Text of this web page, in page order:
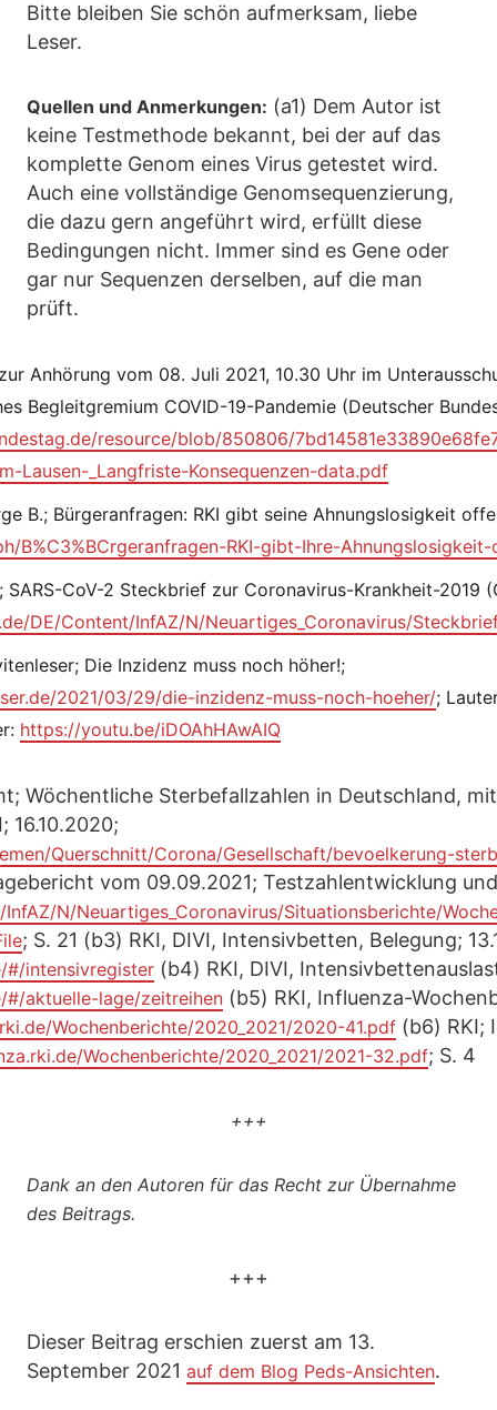
Bitte bleiben Sie schön aufmerksam, liebe
Leser.
Quellen und Anmerkungen: (a1) Dem Autor ist
keine Testmethode bekannt, bei der auf das
komplette Genom eines Virus getestet wird.
Auch eine vollständige Genomsequenzierung,
die dazu gern angeführt wird, erfüllt diese
Bedingungen nicht. Immer sind es Gene oder
gar nur Sequenzen derselben, auf die man
prüft.
Anhörung vom 08. Juli 2021, 10.30 Uhr im
Begleitgremium COVID-19-Pandemie (Deutscher
resource/blob/850806/
Lausen-_Langfriste-Konsequenzen-data.pdf
B.; Bürgeranfragen: RKI gibt seine Ahnungslosigkeit
B%C3%BCrgeranfragen-RKI-gibt-Ihre-
SARS-CoV-2 Steckbrief zur Coronavirus-Krankheit-2019
DE/Content/InfAZ/N/Neuartiges_Coronavirus/
Die Inzidenz muss noch höher!;
2021/03/29/die-inzidenz-muss-noch-hoeher/;
https://youtu.be/iDOAhHAwAIQ
Wöchentliche Sterbefallzahlen in Deutschland,
16.10.2020;
Querschnitt/Corona/Gesellschaft/bevoelkerung-
vom 09.09.2021; Testzahlentwicklung
N/Neuartiges_Coronavirus/Situationsberichte/
; S. 21 (b3) RKI, DIVI, Intensivbetten, Belegung;
#/intensivregister (b4) RKI, DIVI,
aktuelle-lage/zeitreihen (b5) RKI, Influenza-
Wochenberichte/2020_2021/2020-41.pdf (b6) RKI;
Wochenberichte/2020_2021/2021-32.pdf; S. 4
+++
Dank an den Autoren für das Recht zur Übernahme
des Beitrags.
+++
Dieser Beitrag erschien zuerst am 13.
September 2021 auf dem Blog Peds-Ansichten.